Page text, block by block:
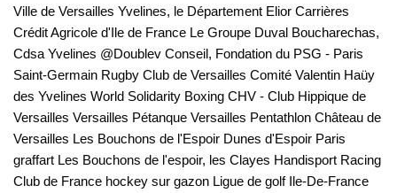
Ville de Versailles Yvelines, le Département Elior Carrières
Crédit Agricole d'Ile de France Le Groupe Duval Boucharechas,
Cdsa Yvelines @Doublev Conseil, Fondation du PSG - Paris
Saint-Germain Rugby Club de Versailles Comité Valentin Haüy
des Yvelines World Solidarity Boxing CHV - Club Hippique de
Versailles Versailles Pétanque Versailles Pentathlon Château de
Versailles Les Bouchons de l'Espoir Dunes d'Espoir Paris
graffart Les Bouchons de l'espoir, les Clayes Handisport Racing
Club de France hockey sur gazon Ligue de golf Ile-De-France